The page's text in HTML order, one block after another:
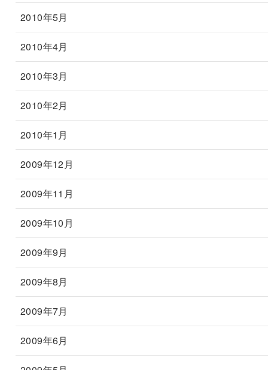
2010年5月
2010年4月
2010年3月
2010年2月
2010年1月
2009年12月
2009年11月
2009年10月
2009年9月
2009年8月
2009年7月
2009年6月